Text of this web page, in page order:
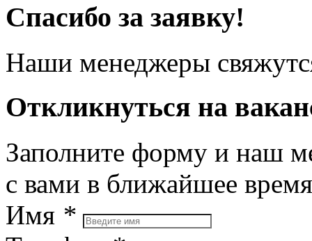
Спасибо за заявку!
Наши менеджеры
Откликнуться на
Заполните форму и наш
с вами в ближайшее время
Имя *